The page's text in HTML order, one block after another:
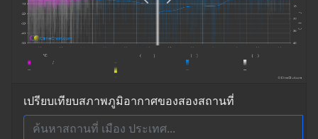
เปรียบเทียบสภาพภูมิอากาศของสองสถานที่